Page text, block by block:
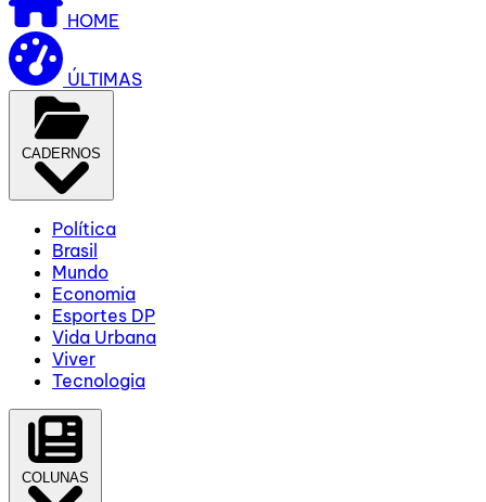
HOME
ÚLTIMAS
CADERNOS
Política
Brasil
Mundo
Economia
Esportes DP
Vida Urbana
Viver
Tecnologia
COLUNAS